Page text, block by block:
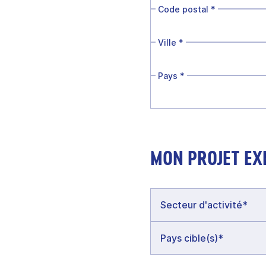
Code postal *
Ville *
Pays *
MON PROJET